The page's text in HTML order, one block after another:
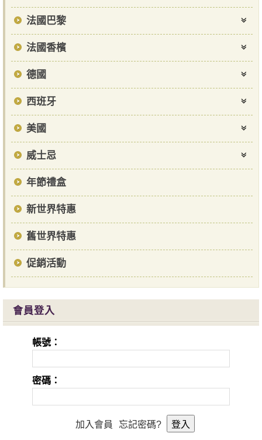
法國巴黎
法國香檳
德國
西班牙
美國
威士忌
年節禮盒
新世界特惠
舊世界特惠
促銷活動
會員登入
帳號：
密碼：
加入會員 忘記密碼?